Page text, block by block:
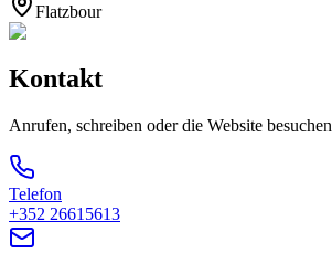
Flatzbour
Kontakt
Anrufen, schreiben oder die Website besuchen
Telefon
+352 26615613